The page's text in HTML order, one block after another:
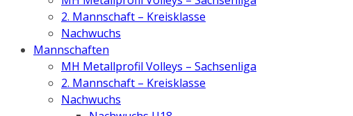
2. Mannschaft – Kreisklasse
Nachwuchs
Mannschaften
MH Metallprofil Volleys – Sachsenliga
2. Mannschaft – Kreisklasse
Nachwuchs